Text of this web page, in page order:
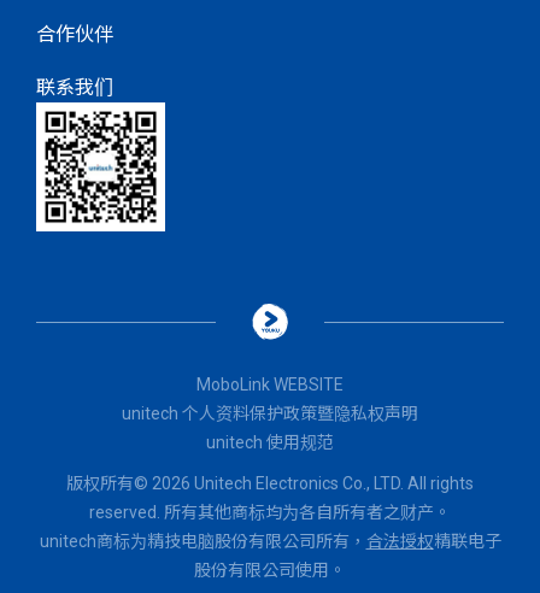
合作伙伴
联系我们
MoboLink WEBSITE
unitech 个人资料保护政策暨隐私权声明
unitech 使用规范
版权所有© 2026 Unitech Electronics Co., LTD. All rights
reserved. 所有其他商标均为各自所有者之财产。
unitech商标为精技电脑股份有限公司所有， 合法授权精联电子
股份有限公司使用。